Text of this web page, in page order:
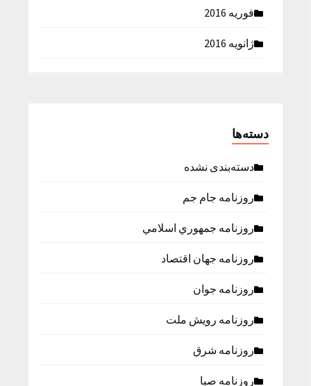
فوریه 2016
ژانویه 2016
دسته‌ها
دسته‌بندی نشده
روزنامه جام جم
روزنامه جمهوري اسلامي
روزنامه جهان اقتصاد
روزنامه جوان
روزنامه رویش ملت
روزنامه شرق
روزنامه صبا